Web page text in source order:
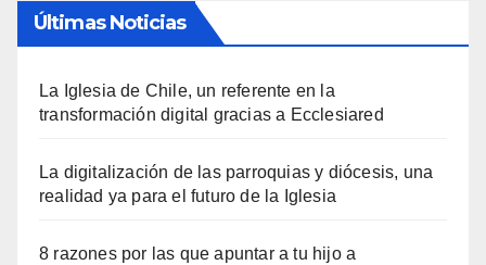
Últimas Noticias
La Iglesia de Chile, un referente en la
transformación digital gracias a Ecclesiared
La digitalización de las parroquias y diócesis, una
realidad ya para el futuro de la Iglesia
8 razones por las que apuntar a tu hijo a